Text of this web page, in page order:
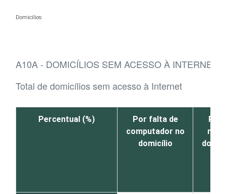
Domicílios
A10A - DOMICÍLIOS SEM ACESSO À INTERNET,
Total de domicílios sem acesso à Internet
Percentual (%)
Por falta de
computador no
domicílio
Por
dos